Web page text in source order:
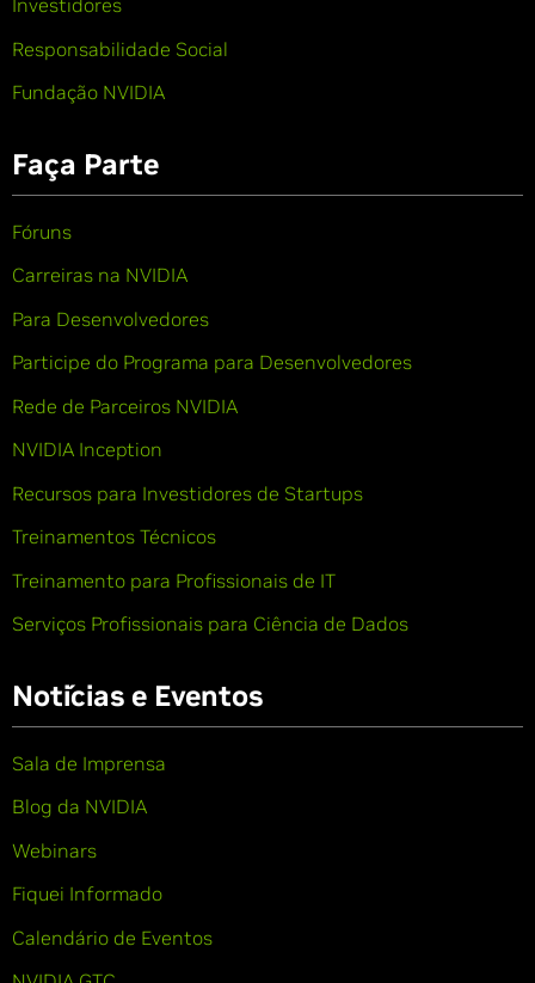
Investidores
Responsabilidade Social
Fundação NVIDIA
Faça Parte
Fóruns
Carreiras na NVIDIA
Para Desenvolvedores
Participe do Programa para Desenvolvedores
Rede de Parceiros NVIDIA
NVIDIA Inception
Recursos para Investidores de Startups
Treinamentos Técnicos
Treinamento para Profissionais de IT
Serviços Profissionais para Ciência de Dados
Notícias e Eventos
Sala de Imprensa
Blog da NVIDIA
Webinars
Fiquei Informado
Calendário de Eventos